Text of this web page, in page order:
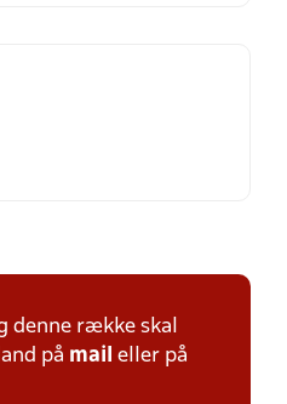
denne række skal
på mail eller på